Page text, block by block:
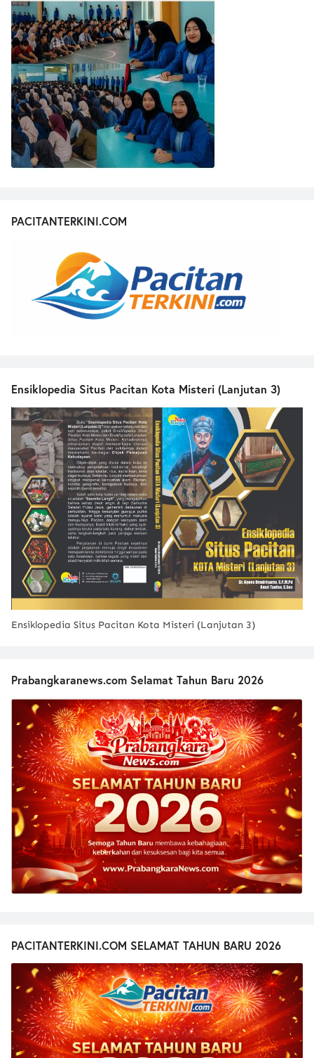
PACITANTERKINI.COM
Ensiklopedia Situs Pacitan Kota Misteri (Lanjutan 3)
Ensiklopedia Situs Pacitan Kota Misteri (Lanjutan 3)
Prabangkaranews.com Selamat Tahun Baru 2026
PACITANTERKINI.COM SELAMAT TAHUN BARU 2026